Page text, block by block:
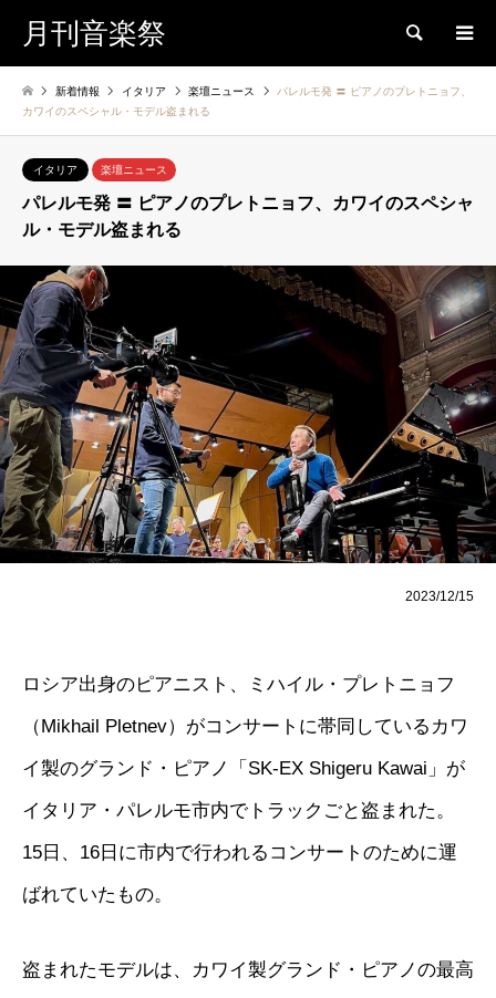
月刊音楽祭 検索
新着情報 イタリア 楽壇ニュース
パレルモ発 〓 ピアノのプレトニョフ、
カワイのスペシャル・モデル盗まれる
イタリア 楽壇ニュース
パレルモ発 〓 ピアノのプレトニョフ、カワイのスペシャ
ル・モデル盗まれる
2023/12/15
ロシア出身のピアニスト、ミハイル・プレトニョフ
（Mikhail Pletnev）がコンサートに帯同しているカワ
イ製のグランド・ピアノ「SK-EX Shigeru Kawai」が
イタリア・パレルモ市内でトラックごと盗まれた。
15日、16日に市内で行われるコンサートのために運
ばれていたもの。
盗まれたモデルは、カワイ製グランド・ピアノの最高